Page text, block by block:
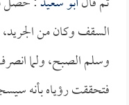
السقف وكان من
وسلم الصبح، ولما
فتحققت رؤياه بأنه